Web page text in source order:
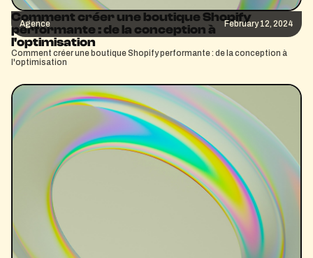
Agence February 12, 2024
Comment créer une boutique Shopify
performante : de la conception à
l'optimisation
Comment créer une boutique Shopify performante : de la conception à
l'optimisation